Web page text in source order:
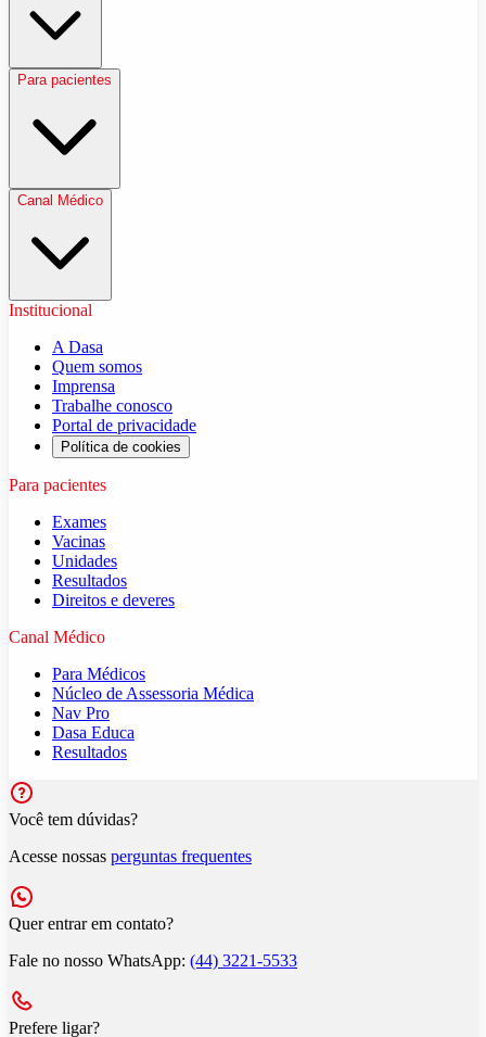
Para pacientes
Canal Médico
Institucional
A Dasa
Quem somos
Imprensa
Trabalhe conosco
Portal de privacidade
Política de cookies
Para pacientes
Exames
Vacinas
Unidades
Resultados
Direitos e deveres
Canal Médico
Para Médicos
Núcleo de Assessoria Médica
Nav Pro
Dasa Educa
Resultados
Você tem dúvidas?
Acesse nossas perguntas frequentes
Quer entrar em contato?
Fale no nosso WhatsApp: (44) 3221-5533
Prefere ligar?